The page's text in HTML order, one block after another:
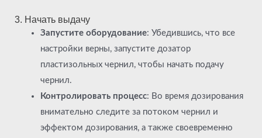
3. Начать выдачу
Запустите оборудование: Убедившись, что все
настройки верны, запустите дозатор
пластизольных чернил, чтобы начать подачу
чернил.
Контролировать процесс: Во время дозирования
внимательно следите за потоком чернил и
эффектом дозирования, а также своевременно